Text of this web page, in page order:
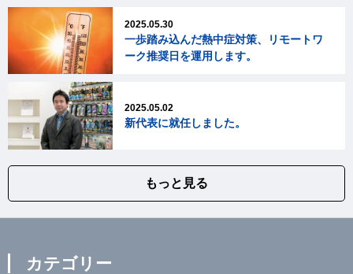
2025.05.30
一歩踏み込んだ熱中症対策、リモートワ
ーク推奨日を運用します。
2025.05.02
新代表に就任しました。
もっと見る
カテゴリー